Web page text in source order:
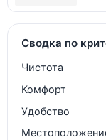
Сводка по
Чистота
Комфорт
Удобство